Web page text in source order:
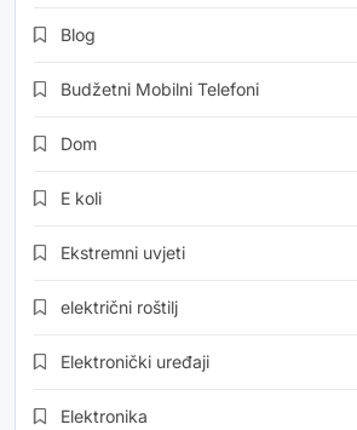
Blog
Budžetni Mobilni Telefoni
Dom
E koli
Ekstremni uvjeti
električni roštilj
Elektronički uređaji
Elektronika